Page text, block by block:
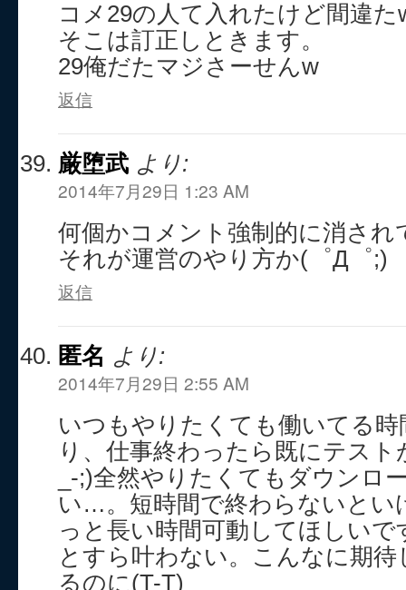
コメ29の人て入れたけど間違た
そこは訂正しときます。
29俺だたマジさーせんw
返信
厳堕武 より:
2014年7月29日 1:23 AM
何個かコメント強制的に消され
それが運営のやり方か(゜Д゜;)
返信
匿名 より:
2014年7月29日 2:55 AM
いつもやりたくても働いてる
り、仕事終わったら既にテス
_-;)全然やりたくてもダウンロ
い…。短時間で終わらないとい
っと長い時間可動してほしいで
とすら叶わない。こんなに期
るのに(T-T)